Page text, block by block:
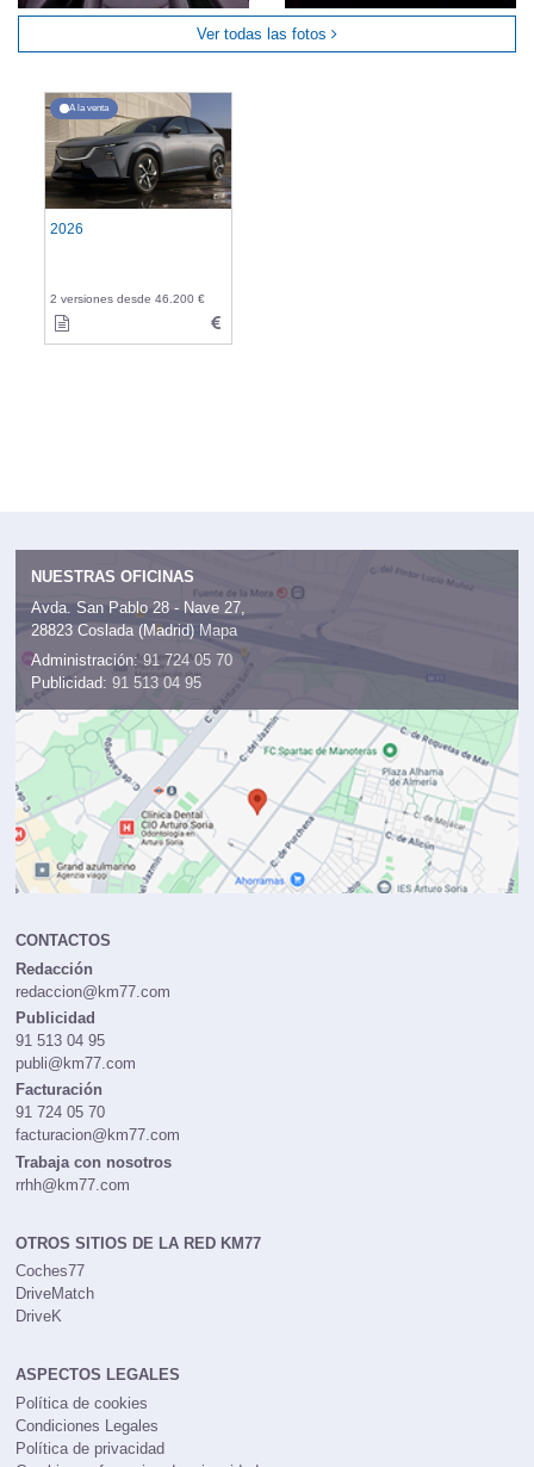
Ver todas las fotos
A la venta
2026
2 versiones desde 46.200 €
NUESTRAS OFICINAS
Avda. San Pablo 28 - Nave 27,
28823 Coslada (Madrid) Mapa
Administración: 91 724 05 70
Publicidad: 91 513 04 95
CONTACTOS
Redacción
redaccion@km77.com
Publicidad
91 513 04 95
publi@km77.com
Facturación
91 724 05 70
facturacion@km77.com
Trabaja con nosotros
rrhh@km77.com
OTROS SITIOS DE LA RED KM77
Coches77
DriveMatch
DriveK
ASPECTOS LEGALES
Política de cookies
Condiciones Legales
Política de privacidad